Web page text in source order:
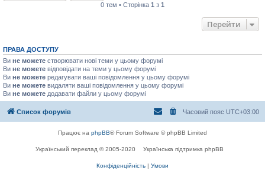
0 тем • Сторінка 1 з 1
Перейти
ПРАВА ДОСТУПУ
Ви не можете створювати нові теми у цьому форумі
Ви не можете відповідати на теми у цьому форумі
Ви не можете редагувати ваші повідомлення у цьому форумі
Ви не можете видаляти ваші повідомлення у цьому форумі
Ви не можете додавати файли у цьому форумі
Список форумів Часовий пояс UTC+03:00
Працює на phpBB® Forum Software © phpBB Limited
Український переклад © 2005-2020 Українська підтримка phpBB
Конфіденційність | Умови